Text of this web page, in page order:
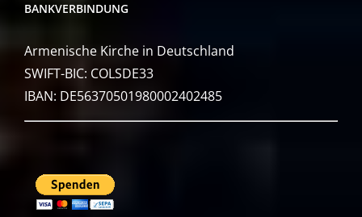
BANKVERBINDUNG
Armenische Kirche in Deutschland
SWIFT-BIC: COLSDE33
IBAN: DE56370501980002402485